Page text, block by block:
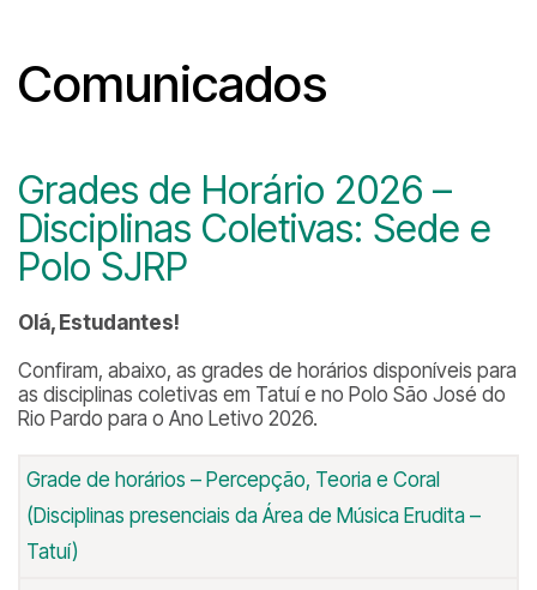
Comunicados
Grades de Horário 2026 –
Disciplinas Coletivas: Sede e
Polo SJRP
Olá, Estudantes!
Confiram, abaixo, as grades de horários disponíveis para
as disciplinas coletivas em Tatuí e no Polo São José do
Rio Pardo para o Ano Letivo 2026.
Grade de horários – Percepção, Teoria e Coral
(Disciplinas presenciais da Área de Música Erudita –
Tatuí)